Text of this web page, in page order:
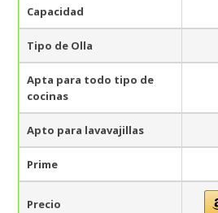
Capacidad
Tipo de Olla
Apta para todo tipo de
cocinas
Apto para lavavajillas
Prime
Precio